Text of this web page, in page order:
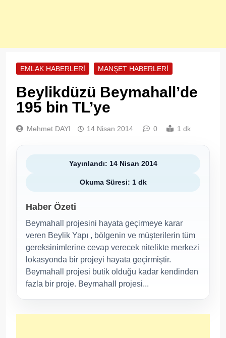
EMLAK HABERLERI MANŞET HABERLERI
Beylikdüzü Beymahall’de
195 bin TL’ye
Mehmet DAYI 14 Nisan 2014 0 1 dk
Yayınlandı: 14 Nisan 2014
Okuma Süresi: 1 dk
Haber Özeti
Beymahall projesini hayata geçirmeye karar
veren Beylik Yapı , bölgenin ve müşterilerin tüm
gereksinimlerine cevap verecek nitelikte merkezi
lokasyonda bir projeyi hayata geçirmiştir.
Beymahall projesi butik olduğu kadar kendinden
fazla bir proje. Beymahall projesi...